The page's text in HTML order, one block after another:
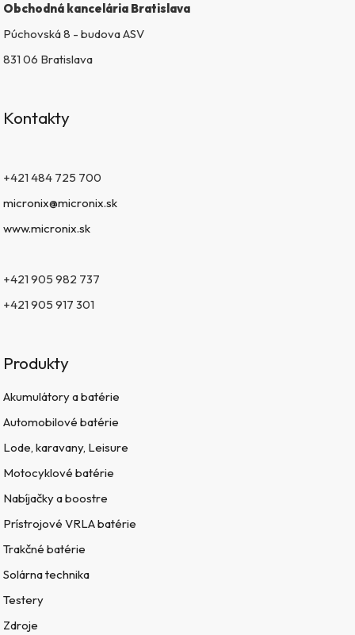
Obchodná kancelária Bratislava
Púchovská 8 - budova ASV
831 06 Bratislava
Kontakty
+421 484 725 700
micronix@micronix.sk
www.micronix.sk
+421 905 982 737
+421 905 917 301
Produkty
Akumulátory a batérie
Automobilové batérie
Lode, karavany, Leisure
Motocyklové batérie
Nabíjačky a boostre
Prístrojové VRLA batérie
Trakčné batérie
Solárna technika
Testery
Zdroje